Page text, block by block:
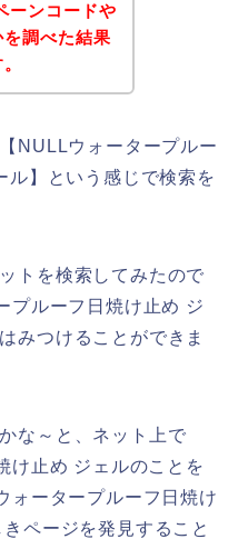
ーンコードや
調べた結果
NULLウォータープルー
ル】という感じで検索を
トを検索してみたので
プルーフ日焼け止め ジ
みつけることができま
な～と、ネット上で
け止め ジェルのことを
ォータープルーフ日焼け
ページを発見すること